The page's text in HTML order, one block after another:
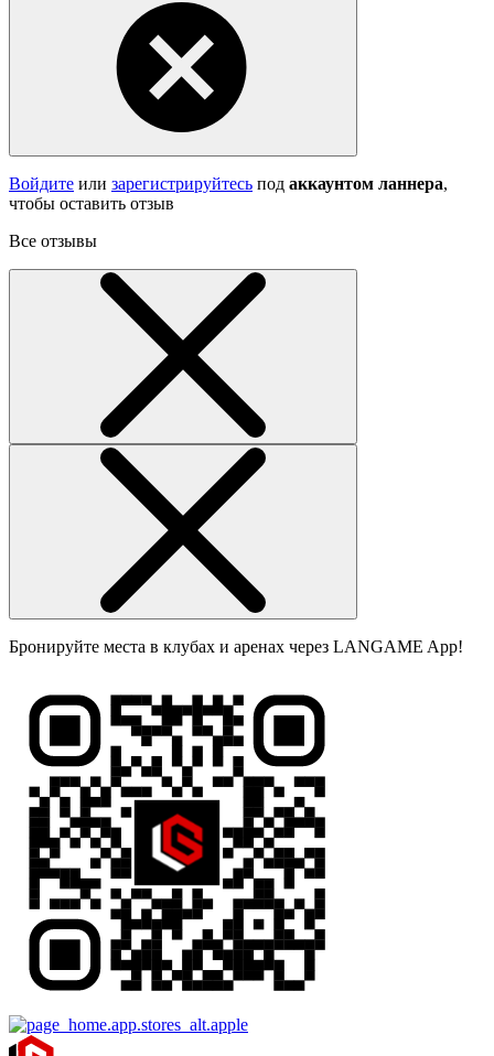
Войдите или зарегистрируйтесь под аккаунтом ланнера,
чтобы оставить отзыв
Все отзывы
Бронируйте места в клубах и аренах через LANGAME App!